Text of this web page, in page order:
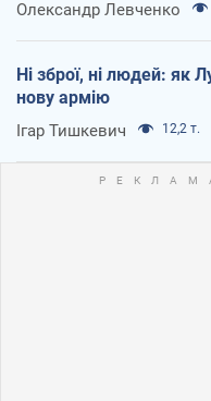
Олександр Левченко
Ні зброї, ні людей: як
нову армію
Ігар Тишкевич 12,2 т.